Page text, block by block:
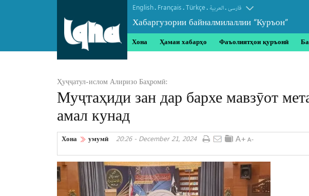
English. Français.Türkçe. العربیة.فارسی
Хабаргузории байналмилаллии “Куръон”
Хона Ҳамаи хабарҳо Фаъолиятҳои қуръонӣ
Ҳуҷҷатул-ислом Алиризо Баҳромӣ:
Муҷтаҳиди зан дар бархе мавзӯот
амал кунад
Хона умумӣ 20:26 - December 21, 2024